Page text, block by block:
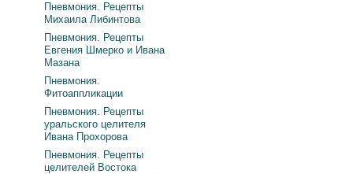
Пневмония. Рецепты
Михаила Либинтова
Пневмония. Рецепты
Евгения Шмерко и Ивана
Мазана
Пневмония.
Фитоаппликации
Пневмония. Рецепты
уральского целителя
Ивана Прохорова
Пневмония. Рецепты
целителей Востока